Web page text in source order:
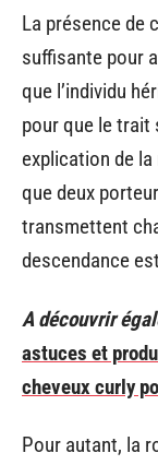
La présence de
suffisante pour
que l’individu
pour que le trait
explication de
que deux
transmettent
descendance
A découvrir
astuces et
cheveux curly
Pour autant, la